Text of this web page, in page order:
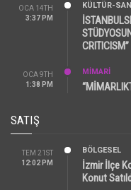
OCA 14TH
3:37 PM
KÜLTÜR-
OCA 9TH
1:38 PM
MİMARİ
SATIŞ
TEM 21ST
12:02 PM
BÖLGESEL
İzmir İlçe
Konut